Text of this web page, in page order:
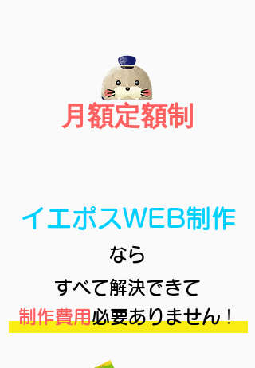
月額定額制
イエポスWEB制作
なら
すべて解決できて
制作費用必要ありません！